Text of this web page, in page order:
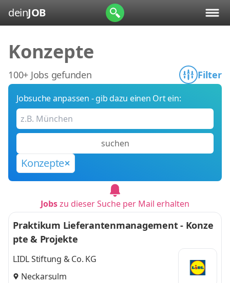
deinJOB
Konzepte
100+ Jobs gefunden Filter
Jobsuche anpassen - gib dazu einen Ort ein:
suchen
Konzepte
Jobszu dieser Suche per Mail erhalten
Praktikum Lieferantenmanagement - Konze
pte & Projekte
LIDL Stiftung & Co. KG
Neckarsulm